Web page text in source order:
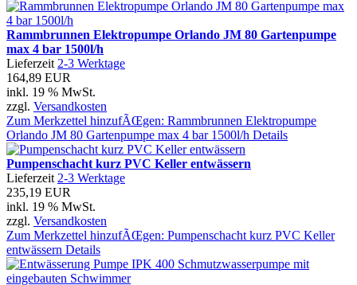
Rammbrunnen Elektropumpe Orlando JM 80 Gartenpumpe
max 4 bar 1500l/h
Lieferzeit 2-3 Werktage
164,89 EUR
inkl. 19 % MwSt.
zzgl. Versandkosten
Zum Merkzettel hinzufÃŒgen: Rammbrunnen Elektropumpe
Orlando JM 80 Gartenpumpe max 4 bar 1500l/h Details
Pumpenschacht kurz PVC Keller entwässern
Lieferzeit 2-3 Werktage
235,19 EUR
inkl. 19 % MwSt.
zzgl. Versandkosten
Zum Merkzettel hinzufÃŒgen: Pumpenschacht kurz PVC Keller
entwässern Details